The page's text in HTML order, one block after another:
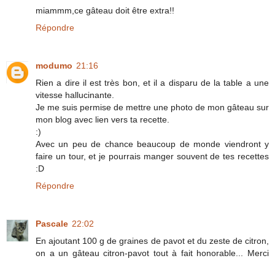
miammm,ce gâteau doit être extra!!
Répondre
modumo 21:16
Rien a dire il est très bon, et il a disparu de la table a une
vitesse hallucinante.
Je me suis permise de mettre une photo de mon gâteau sur
mon blog avec lien vers ta recette.
:)
Avec un peu de chance beaucoup de monde viendront y
faire un tour, et je pourrais manger souvent de tes recettes
:D
Répondre
Pascale 22:02
En ajoutant 100 g de graines de pavot et du zeste de citron,
on a un gâteau citron-pavot tout à fait honorable... Merci